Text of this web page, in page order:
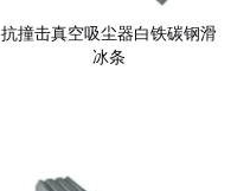
抗撞击真空吸尘器白铁碳钢滑
冰条